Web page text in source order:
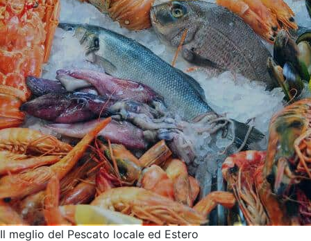
Azienda
Il meglio del Pescato locale ed Estero